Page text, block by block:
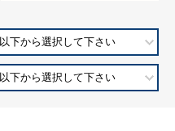
以下から選択して下さい
以下から選択して下さい